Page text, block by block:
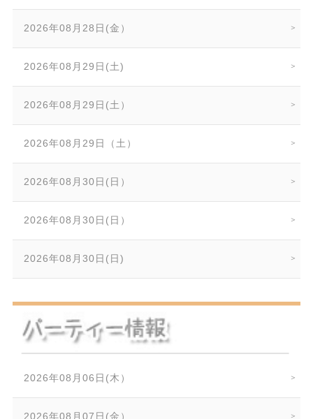
2026年08月28日(金）
2026年08月29日(土)
2026年08月29日(土）
2026年08月29日（土）
2026年08月30日(日）
2026年08月30日(日）
2026年08月30日(日)
2026年08月06日(木）
2026年08月07日(金）